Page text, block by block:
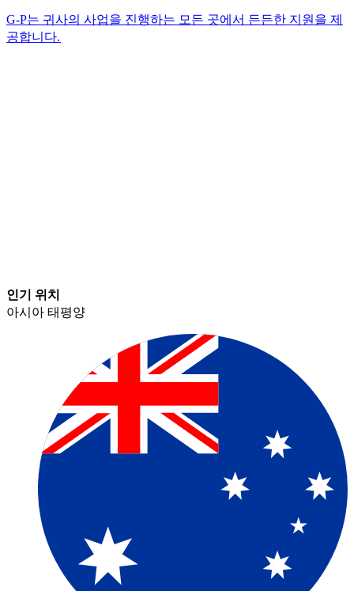
G-P는 귀사의 사업을 진행하는 모든 곳에서 든든한 지원을 제
공합니다.​​
인기 위치​​
아시아 태평양​​